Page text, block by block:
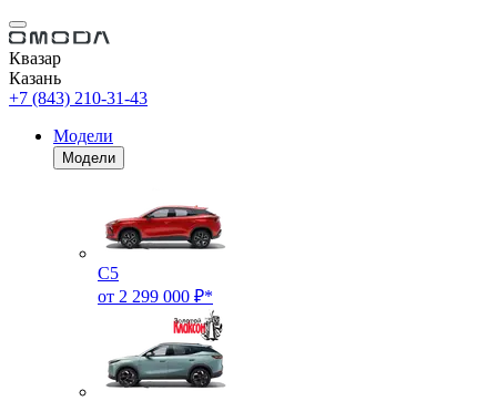
Квазар
Казань
+7 (843) 210-31-43
Модели
Модели
C5
от 2 299 000 ₽*